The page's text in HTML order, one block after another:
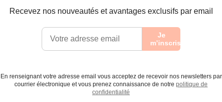
Recevez nos nouveautés et avantages exclusifs par email
Je
m’inscris
En renseignant votre adresse email vous acceptez de recevoir nos newsletters par
courrier électronique et vous prenez connaissance de notre politique de
confidentialité